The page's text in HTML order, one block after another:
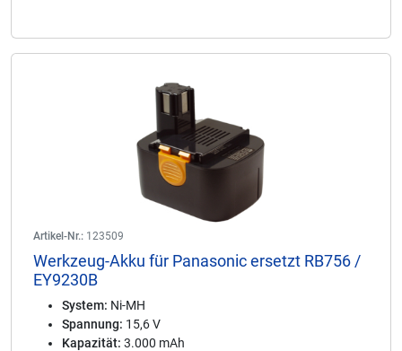
Artikel-Nr.: 123509
Werkzeug-Akku für Panasonic ersetzt RB756 /
EY9230B
System: Ni-MH
Spannung: 15,6 V
Kapazität: 3.000 mAh